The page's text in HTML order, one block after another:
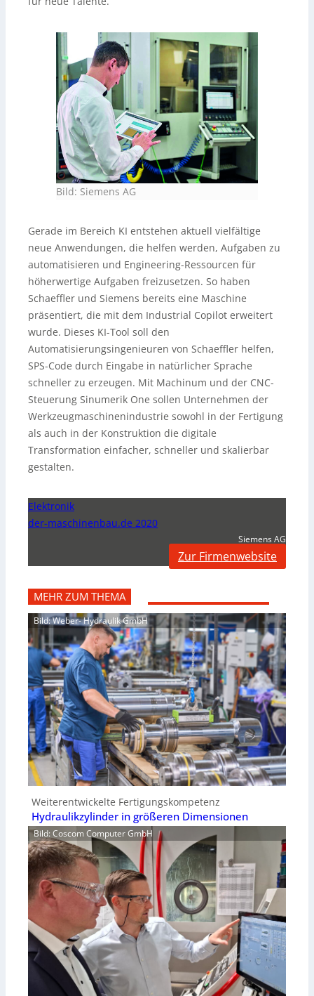
Bild: Siemens AG
Gerade im Bereich KI entstehen aktuell vielfältige
neue Anwendungen, die helfen werden, Aufgaben zu
automatisieren und Engineering-Ressourcen für
höherwertige Aufgaben freizusetzen. So haben
Schaeffler und Siemens bereits eine Maschine
präsentiert, die mit dem Industrial Copilot erweitert
wurde. Dieses KI-Tool soll den
Automatisierungsingenieuren von Schaeffler helfen,
SPS-Code durch Eingabe in natürlicher Sprache
schneller zu erzeugen. Mit Machinum und der CNC-
Steuerung Sinumerik One sollen Unternehmen der
Werkzeugmaschinenindustrie sowohl in der Fertigung
als auch in der Konstruktion die digitale
Transformation einfacher, schneller und skalierbar
gestalten.
Elektronik
der-maschinenbau.de 2020
Siemens AG
Zur Firmenwebsite
MEHR ZUM THEMA
Bild: Weber- Hydraulik GmbH
Weiterentwickelte Fertigungskompetenz
Hydraulikzylinder in größeren Dimensionen
Bild: Coscom Computer GmbH